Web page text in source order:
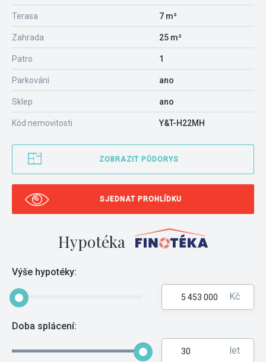
Terasa 7 m²
Zahrada 25 m²
Patro 1
Parkování ano
Sklep ano
Kód nemovitosti Y&T-H22MH
ZOBRAZIT PŮDORYS
SJEDNAT PROHLÍDKU
Hypotéka
Výše hypotéky:
Kč
Doba splácení:
let